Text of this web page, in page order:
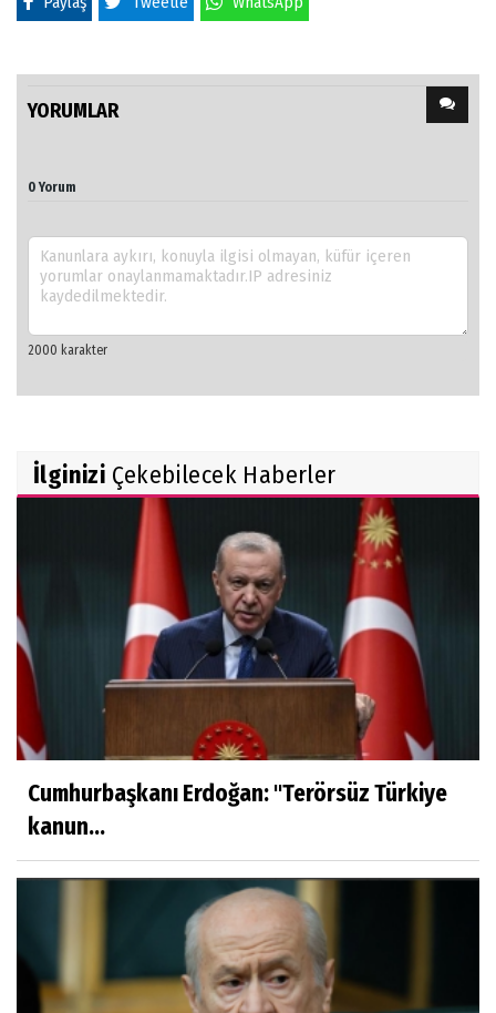
YORUMLAR
0 Yorum
İlginizi Çekebilecek Haberler
Cumhurbaşkanı Erdoğan: ''Terörsüz Türkiye
kanun...